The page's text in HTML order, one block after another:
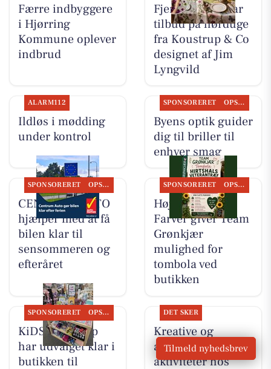
Færre indbyggere
i Hjørring
Kommune oplever
indbrud
Fjerrenseriet har
tilbud på hørduge
fra Koustrup & Co
designet af Jim
Lyngvild
ALARM112
Ildløs i mødding
under kontrol
SPONSORERET OPSLAGSTAVLEN
Byens optik guider
dig til briller til
enhver smag
SPONSORERET OPSLAGSTAVLEN
CENTRUM AUTO
hjælper med at få
bilen klar til
sensommeren og
efteråret
SPONSORERET OPSLAGSTAVLEN
Høj Data/Høj
Farver giver Team
Grønkjær
mulighed for
tombola ved
butikken
SPONSORERET OPSLAGSTAVLEN
KiDS Coolshop
har udvalget klar i
butikken til
DET SKER
Kreative og
afslappende
aktiviteter hos
Tilmeld nyhedsbrev